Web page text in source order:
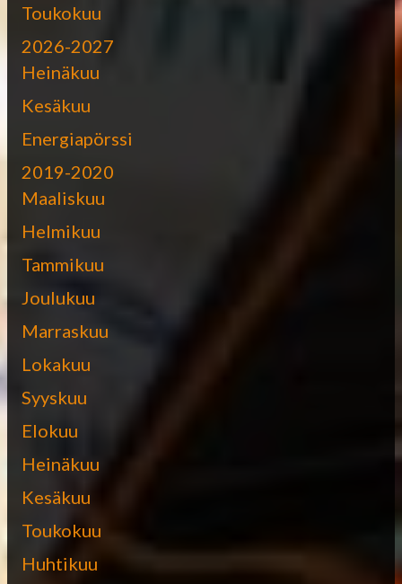
Toukokuu
2026-2027
Heinäkuu
Kesäkuu
Energiapörssi
2019-2020
Maaliskuu
Helmikuu
Tammikuu
Joulukuu
Marraskuu
Lokakuu
Syyskuu
Elokuu
Heinäkuu
Kesäkuu
Toukokuu
Huhtikuu